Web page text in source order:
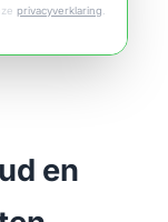
privacyverklaring
en